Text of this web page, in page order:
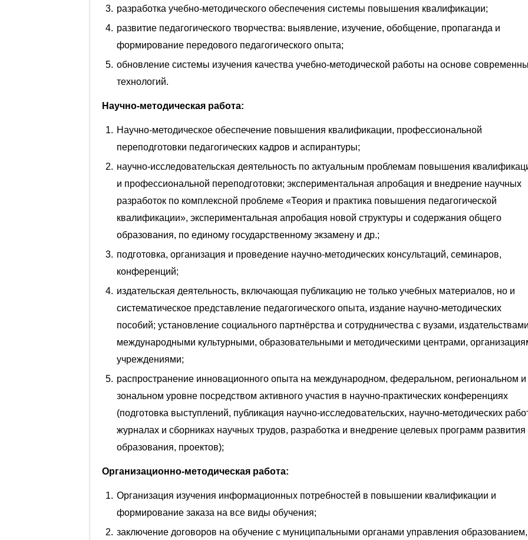
разработка учебно-методического обеспечения системы повышения квалификации;
развитие педагогического творчества: выявление, изучение, обобщение, пропаганда и
формирование передового педагогического опыта;
обновление системы изучения качества учебно-методической работы на основе
технологий.
Научно-методическая работа:
Научно-методическое обеспечение повышения квалификации, профессиональной
переподготовки педагогических кадров и аспирантуры;
научно-исследовательская деятельность по актуальным проблемам повышения
и профессиональной переподготовки; экспериментальная апробация и внедрение научных
разработок по комплексной проблеме «Теория и практика повышения педагогической
квалификации», экспериментальная апробация новой структуры и содержания общего
образования, по единому государственному экзамену и др.;
подготовка, организация и проведение научно-методических консультаций, семинаров,
конференций;
издательская деятельность, включающая публикацию не только учебных материалов, но и
систематическое представление педагогического опыта, издание научно-методических
пособий; установление социального партнёрства и сотрудничества с вузами,
международными культурными, образовательными и методическими центрами,
учреждениями;
распространение инновационного опыта на международном, федеральном, региональном и
зональном уровне посредством активного участия в научно-практических конференциях
(подготовка выступлений, публикация научно-исследовательских, научно-методических
журналах и сборниках научных трудов, разработка и внедрение целевых программ развития
образования, проектов);
Организационно-методическая работа:
Организация изучения информационных потребностей в повышении квалификации и
формирование заказа на все виды обучения;
заключение договоров на обучение с муниципальными органами управления образованием,